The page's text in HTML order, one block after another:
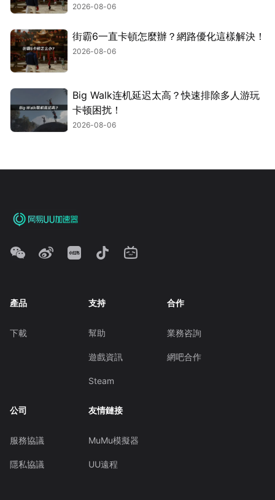
2026-08-06
街霸6一直卡頓怎麼辦？網路優化這樣解決！
2026-08-06
Big Walk连机延迟太高？快速排除多人游玩
卡顿困扰！
2026-08-06
產品
下載
支持
幫助
遊戲資訊
Steam
合作
業務咨詢
網吧合作
公司
服務協議
隱私協議
友情鏈接
MuMu模擬器
UU遠程